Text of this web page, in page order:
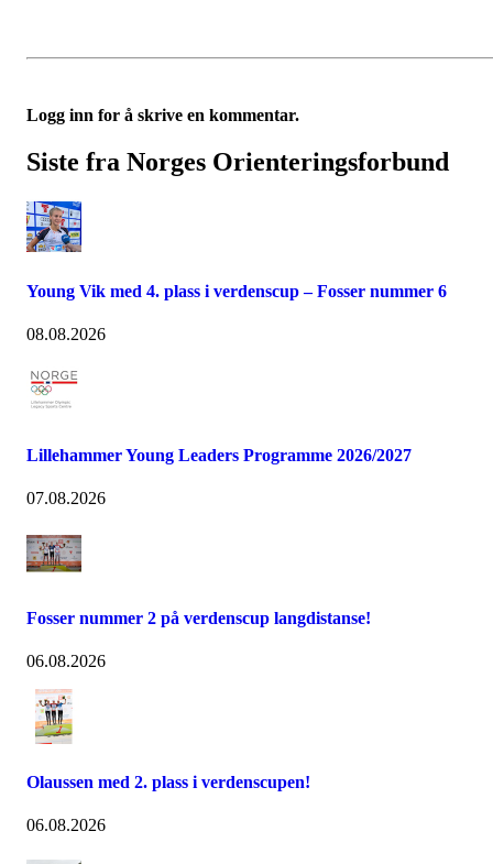
Logg inn for å skrive en kommentar.
Siste fra Norges Orienteringsforbund
Young Vik med 4. plass i verdenscup – Fosser nummer 6
08.08.2026
Lillehammer Young Leaders Programme 2026/2027
07.08.2026
Fosser nummer 2 på verdenscup langdistanse!
06.08.2026
Olaussen med 2. plass i verdenscupen!
06.08.2026